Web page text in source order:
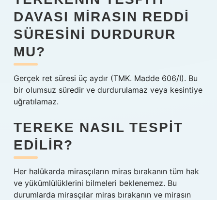
DAVASI MIRASIN REDDI
SÜRESINI DURDURUR
MU?
Gerçek ret süresi üç aydır (TMK. Madde 606/I). Bu
bir olumsuz süredir ve durdurulamaz veya kesintiye
uğratılamaz.
TEREKE NASIL TESPIT
EDILIR?
Her halükarda mirasçıların miras bırakanın tüm hak
ve yükümlülüklerini bilmeleri beklenemez. Bu
durumlarda mirasçılar miras bırakanın ve mirasın